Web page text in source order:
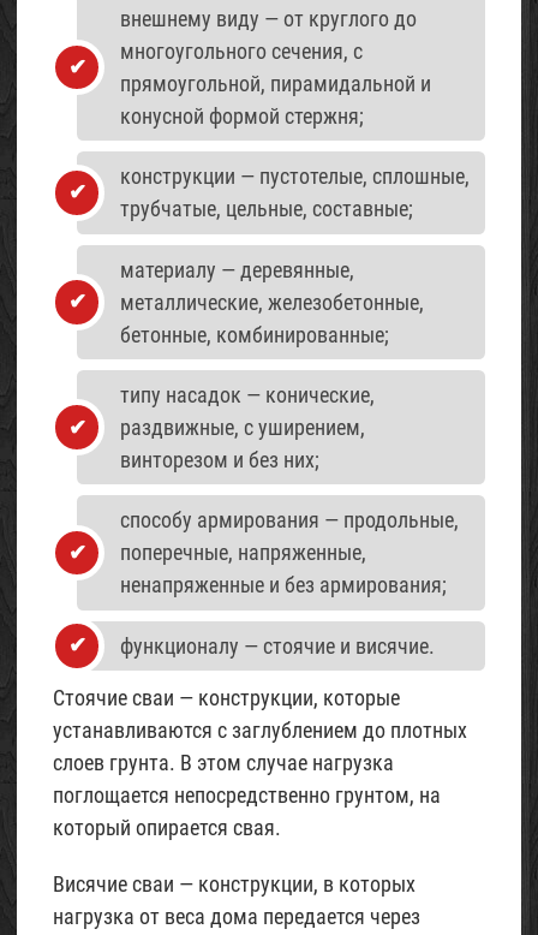
внешнему виду — от круглого до
многоугольного сечения, с
прямоугольной, пирамидальной и
конусной формой стержня;
конструкции — пустотелые, сплошные,
трубчатые, цельные, составные;
материалу — деревянные,
металлические, железобетонные,
бетонные, комбинированные;
типу насадок — конические,
раздвижные, с уширением,
винторезом и без них;
способу армирования — продольные,
поперечные, напряженные,
ненапряженные и без армирования;
функционалу — стоячие и висячие.
Стоячие сваи — конструкции, которые
устанавливаются с заглублением до плотных
слоев грунта. В этом случае нагрузка
поглощается непосредственно грунтом, на
который опирается свая.
Висячие сваи — конструкции, в которых
нагрузка от веса дома передается через